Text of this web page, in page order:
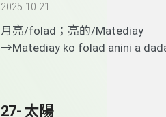
2025-10-21
月亮/folad ；亮的/Matediay
→Matediay ko folad anini a
27- 太陽